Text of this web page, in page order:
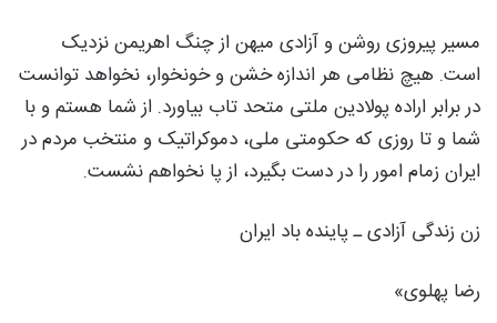
مسیر پیروزی روشن و آزادی میهن از چنگ اهریمن نزدیک
است. هیچ نظامی هر اندازه خشن و خونخوار، نخواهد توانست
در برابر اراده پولادین ملتی متحد تاب بیاورد. از شما هستم و با
شما و تا روزی که حکومتی ملی، دموکراتیک و منتخب مردم در
ایران زمام امور را در دست بگیرد، از پا نخواهم نشست.
زن زندگی آزادی ـ پاینده باد ایران
رضا پهلوی»